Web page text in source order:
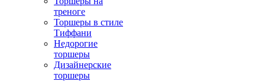
треноге
Торшеры в стиле
Тиффани
Недорогие
торшеры
Дизайнерские
торшеры